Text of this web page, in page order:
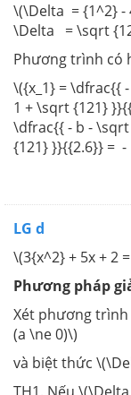
\(\Delta = {1^2} -
\Delta = \sqrt
Phương trình có
\({x_1} = \dfrac{{
1 + \sqrt {121}
\dfrac{{ - b -
{121} }}{{2.6}} = -
LG d
\(3{x^2} + 5x + 2
Phương pháp
Xét phương trình
(a \ne 0)\)
và biệt thức